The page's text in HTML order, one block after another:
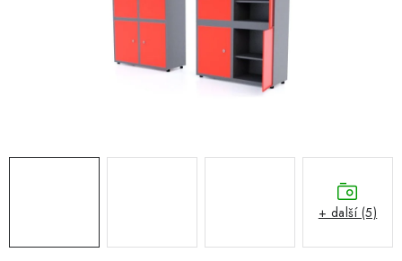
PARKOVACÍ BLOKÁDY
+ další (5)